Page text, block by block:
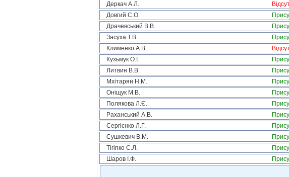
Деркач А.Л.
Довгий С.О.
Драчевський В.В.
Засуха Т.В.
Клименко А.В.
Кузьмук О.І.
Литвин В.В.
Мхітарян Н.М.
Оніщук М.В.
Полякова Л.Є.
Раханський А.В.
Сергієнко Л.Г.
Сушкевич В.М.
Тігіпко С.Л.
Шаров І.Ф.